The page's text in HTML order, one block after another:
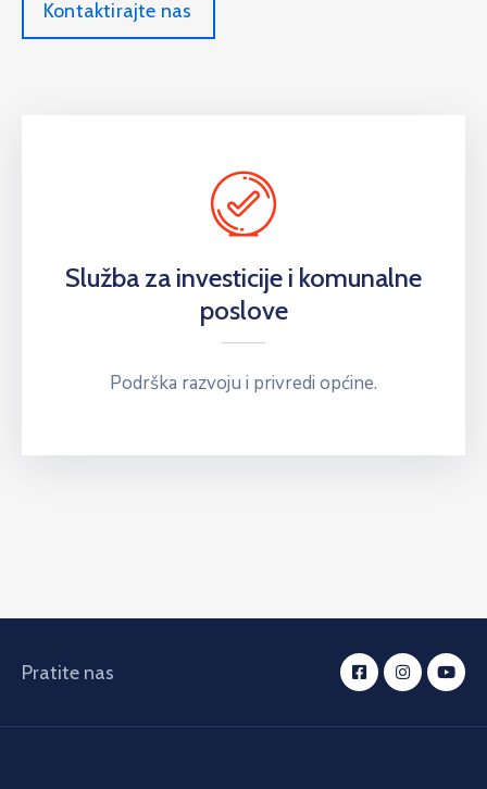
Kontaktirajte nas
Služba za investicije i komunalne
poslove
Podrška razvoju i privredi općine.
Pratite nas